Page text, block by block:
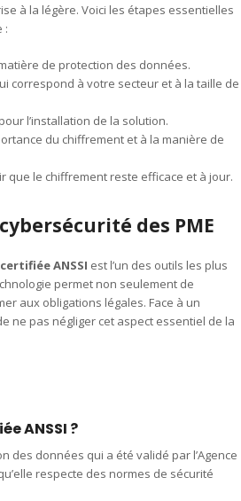
à la légère. Voici les étapes essentielles
:
de protection des données.
correspond à votre secteur et à la taille de
l’installation de la solution.
du chiffrement et à la manière de
que le chiffrement reste efficace et à jour.
des PME
ANSSI est l’un des outils les plus
permet non seulement de
aux obligations légales. Face à un
ne pas négliger cet aspect essentiel de la
ANSSI ?
des données qui a été validé par l’Agence
respecte des normes de sécurité